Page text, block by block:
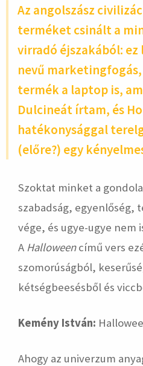
Az angolszász
terméket csinált a
virradó éjszakából:
nevű marketingfogás,
termék a laptop is,
Dulcineát írtam, és
hatékonysággal
(előre?) egy
Szoktat minket a
szabadság, egyenlőség,
vége, és ugye-ugye nem
A Halloweencímű vers
szomorúságból,
kétségbeesésből és
Kemény István:
Ahogy az univerzum